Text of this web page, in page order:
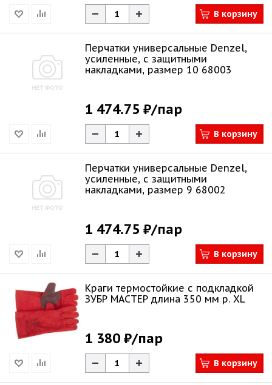
В корзину
Перчатки универсальные Denzel,
усиленные, с защитными
накладками, размер 10 68003
1 474.75 ₽/пар
В корзину
Перчатки универсальные Denzel,
усиленные, с защитными
накладками, размер 9 68002
1 474.75 ₽/пар
В корзину
Краги термостойкие с подкладкой
ЗУБР МАСТЕР длина 350 мм р. XL
1 380 ₽/пар
В корзину